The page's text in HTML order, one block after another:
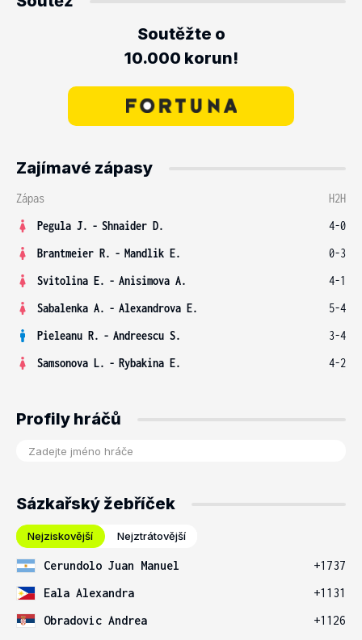
Soutěžte o
10.000 korun!
Zajímavé zápasy
Zápas
H2H
Pegula J. - Shnaider D.
4-0
Brantmeier R. - Mandlik E.
0-3
Svitolina E. - Anisimova A.
4-1
Sabalenka A. - Alexandrova E.
5-4
Pieleanu R. - Andreescu S.
3-4
Samsonova L. - Rybakina E. 4-2
Profily hráčů
Sázkařský žebříček
Nejziskovější Nejztrátovější
Cerundolo Juan Manuel
+1737
Eala Alexandra
+1131
Obradovic Andrea
+1126